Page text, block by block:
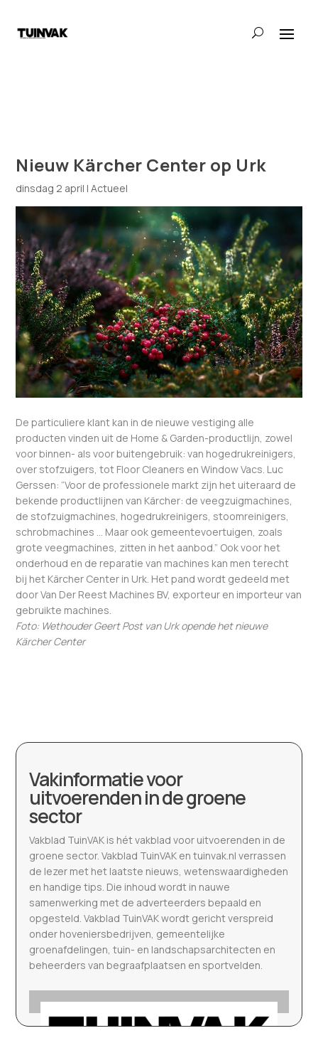
Nieuw Kärcher Center op Urk
dinsdag 2 april |Actueel
De particuliere klant kan in de nieuwe vestiging alle
producten vinden uit de Home & Garden-productlijn, zowel
voor binnen- als voor buitengebruik: van hogedrukreinigers,
over stofzuigers, tot Floor Cleaners en Window Vacs. Luc
Gerssen: “Voor de professionele markt zijn het uiteraard de
bekende productlijnen van Kärcher: de veegzuigmachines,
de stofzuigmachines, hogedrukreinigers, stoomreinigers,
schrobmachines … Maar ook gemeentevoertuigen, zoals
grote veegmachines, zitten in het aanbod.” Ook voor het
onderhoud en de reparatie van machines kan men terecht
bij het Kärcher Center in Urk. Het pand wordt gedeeld met
door Van Der Reest Machines BV, exporteur en importeur van
gebruikte machines.
Foto: Wethouder Geert Post van Urk opende het nieuwe
Kärcher Center
Vakinformatie voor
uitvoerenden in de groene
sector
Vakblad TuinVAK is hét vakblad voor uitvoerenden in de
groene sector. Vakblad TuinVAK en tuinvak.nl verrassen
de lezer met het laatste nieuws, wetenswaardigheden
en handige tips. Die inhoud wordt in nauwe
samenwerking met de adverteerders bepaald en
opgesteld. Vakblad TuinVAK wordt gericht verspreid
onder hoveniersbedrijven, gemeentelijke
groenafdelingen, tuin- en landschapsarchitecten en
beheerders van begraafplaatsen en sportvelden.